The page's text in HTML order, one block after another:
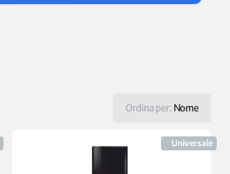
Ordina per: Nome
Universale